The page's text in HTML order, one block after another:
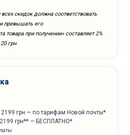
скидок должна соответствовать
превышать его
товара при получении» составляет 2%
грн
грн — по тарифам Новой почты*
грн** — БЕСПЛАТНО*